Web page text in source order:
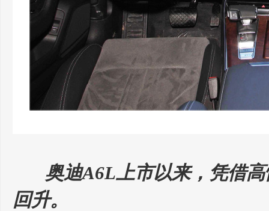
奥迪A6L上市以来，凭借
回升。